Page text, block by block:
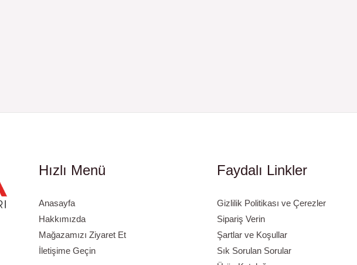
Hızlı Menü
Anasayfa
Hakkımızda
Mağazamızı Ziyaret Et
İletişime Geçin
Faydalı Linkler
Gizlilik Politikası ve Çerezler
Sipariş Verin
Şartlar ve Koşullar
Sık Sorulan Sorular